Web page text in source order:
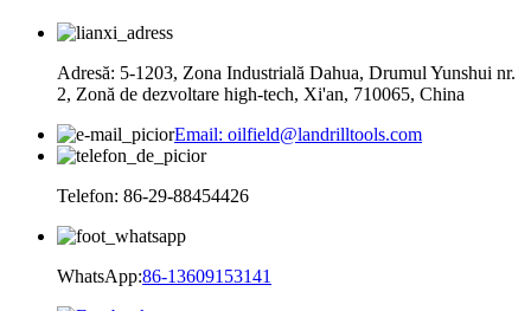
Adresă: 5-1203, Zona Industrială Dahua, Drumul Yunshui nr.
2, Zonă de dezvoltare high-tech, Xi'an, 710065, China
Email: oilfield@landrilltools.com
Telefon: 86-29-88454426
WhatsApp:86-13609153141